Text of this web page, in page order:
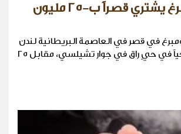
مايكل بلومبرغ يشتري قصراً ب-٢٥ مليون
في قصر في العاصمة البريطانية لندن
واشترى قصراً تاريخياً في حيٍ راق في جوار تشيلسي، مقابل ٢٥